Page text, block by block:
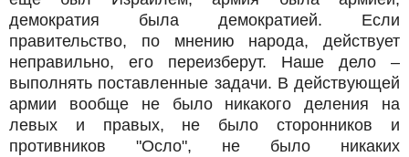
демократия была демократией. Если
правительство, по мнению народа, действует
неправильно, его переизберут. Наше дело –
выполнять поставленные задачи. В действующей
армии вообще не было никакого деления на
левых и правых, не было сторонников и
противников "Осло", не было никаких